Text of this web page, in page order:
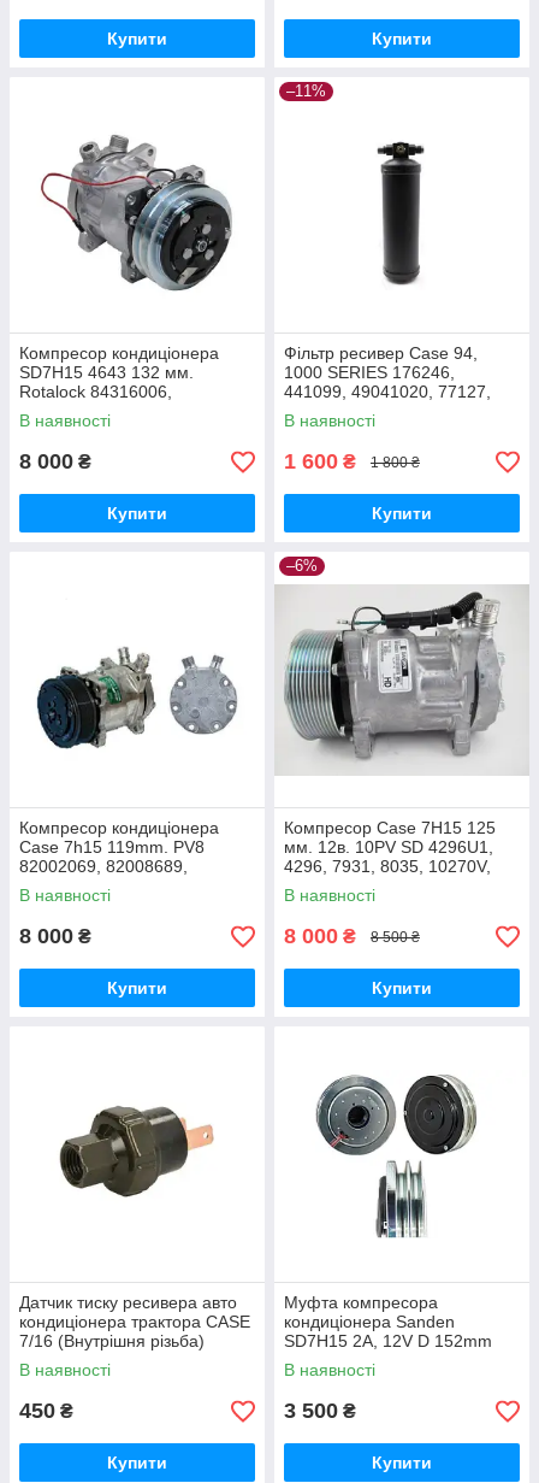
Купити Купити
Компресор кондиціонера
SD7H15 4643 132 мм.
Rotalock 84316006,
TD5.110/JX110 трактори Case
JX100U, 485 Kompakt
В наявності
8 000 ₴
Купити
–11%
Фільтр ресивер Case 94,
1000 SERIES 176246,
441099, 49041020, 77127,
8001812, A61688, A76085,
A76312, RD54632
В наявності
1 600 ₴ 1 800 ₴
Купити
Компресор кондиціонера
Case 7h15 119mm. PV8
82002069, 82008689,
82016158, 820161581
В наявності
8 000 ₴
Купити
–6%
Компресор Case 7H15 125
мм. 12в. 10PV SD 4296U1,
4296, 7931, 8035, 10270V,
10271G
В наявності
8 000 ₴ 8 500 ₴
Купити
Датчик тиску ресивера авто
кондиціонера трактора CASE
7/16 (Внутрішня різьба)
В наявності
450 ₴
Купити
Муфта компресора
кондиціонера Sanden
SD7H15 2А, 12V D 152mm
135324A1 Case 2388
35x55x20мм. (В зборі)
В наявності
3 500 ₴
Купити